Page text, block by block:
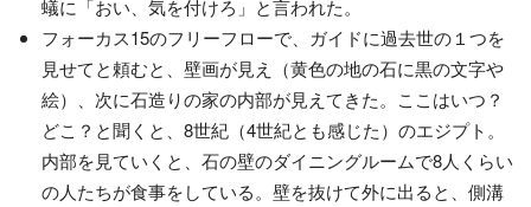
蟻に「おい、気を付けろ」と言われた。
フォーカス15のフリーフローで、ガイドに過去世の１つを
見せてと頼むと、壁画が見え（黄色の地の石に黒の文字や
絵）、次に石造りの家の内部が見えてきた。ここはいつ？
どこ？と聞くと、8世紀（4世紀とも感じた）のエジプト。
内部を見ていくと、石の壁のダイニングルームで8人くらい
の人たちが食事をしている。壁を抜けて外に出ると、側溝